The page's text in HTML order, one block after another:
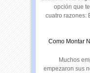
opción que
cuatro razones:
Como Montar
Muchos
empezaron sus